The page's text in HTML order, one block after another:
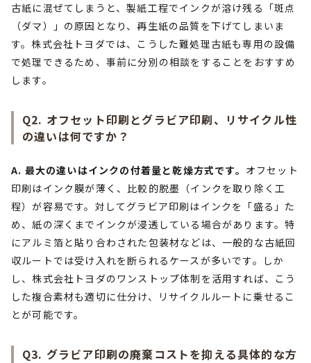
古紙に混ぜてしまうと、製紙工程でインクが溶け残る「斑点
（ダマ）」の原因となり、再生紙の品質を下げてしまいま
す。株式会社トヨダでは、こうした難処理古紙も専用の設備
で処理できるため、事前に分別の相談をすることをおすすめ
します。
Q2. オフセット印刷とグラビア印刷、リサイクル性
の違いは何ですか？
A. 最大の違いはインクの付着量と乾燥方式です。 オフセット
印刷はインク膜が薄く、比較的脱墨（インクを取り除く工
程）が容易です。対してグラビア印刷はインクを「盛る」た
め、紙の深くまでインクが浸透している場合があります。特
にアルミ箔と貼り合わされた包装材などは、一般的な古紙回
収ルートでは受け入れを断られるケースが多いです。しか
し、株式会社トヨダのワンストップ体制を活用すれば、こう
した複合素材も適切に仕分け、リサイクルルートに乗せるこ
とが可能です。
Q3. グラビア印刷の廃棄コストを抑える具体的な方